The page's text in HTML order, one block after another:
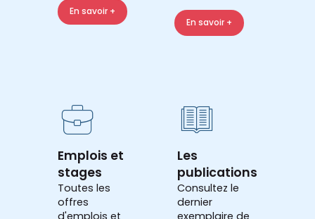
En savoir +
En savoir +
Emplois et
stages
Toutes les
offres
d'emplois et
Les
publications
Consultez le
dernier
exemplaire de